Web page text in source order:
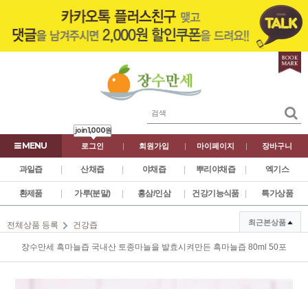
로그인 |
join1,000원
회원가입 | 마이페이지 | 장바구니
과일즙 | 산채즙 | 야채즙 | 뿌리야채즙 | 엑기스
환제품 | 가루(분말) | 홍삼/인삼 | 건강기능식품 | 특가상품
전체상품 등록 건강즙 최근본상품
장수만세 흑마늘즙 국내산 토종마늘을 발효시켜만든 흑마늘즙 80ml 50포